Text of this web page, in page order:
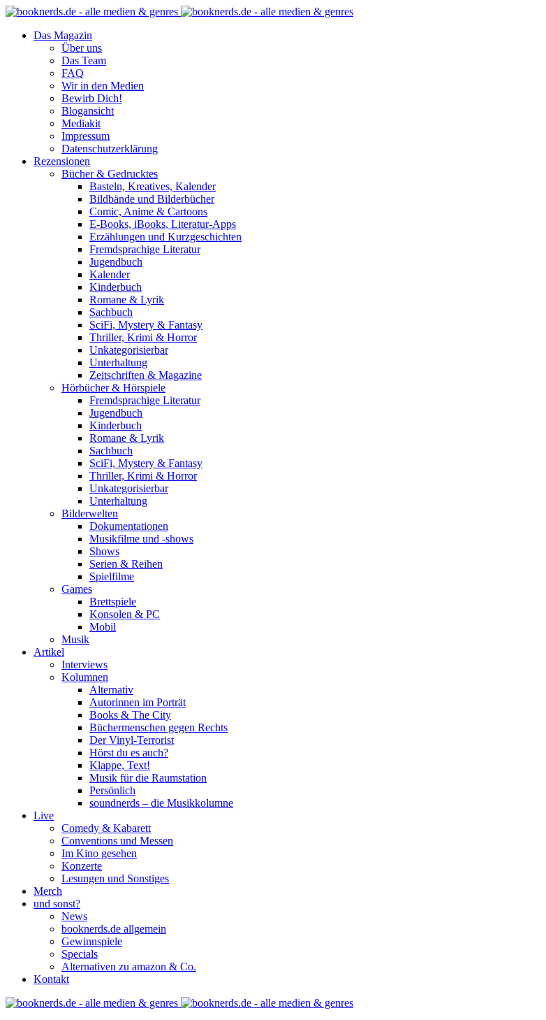
Das Magazin
Über uns
Das Team
FAQ
Wir in den Medien
Bewirb Dich!
Blogansicht
Mediakit
Impressum
Datenschutzerklärung
Rezensionen
Bücher & Gedrucktes
Basteln, Kreatives, Kalender
Bildbände und Bilderbücher
Comic, Anime & Cartoons
E-Books, iBooks, Literatur-Apps
Erzählungen und Kurzgeschichten
Fremdsprachige Literatur
Jugendbuch
Kalender
Kinderbuch
Romane & Lyrik
Sachbuch
SciFi, Mystery & Fantasy
Thriller, Krimi & Horror
Unkategorisierbar
Unterhaltung
Zeitschriften & Magazine
Hörbücher & Hörspiele
Fremdsprachige Literatur
Jugendbuch
Kinderbuch
Romane & Lyrik
Sachbuch
SciFi, Mystery & Fantasy
Thriller, Krimi & Horror
Unkategorisierbar
Unterhaltung
Bilderwelten
Dokumentationen
Musikfilme und -shows
Shows
Serien & Reihen
Spielfilme
Games
Brettspiele
Konsolen & PC
Mobil
Musik
Artikel
Interviews
Kolumnen
Alternativ
Autorinnen im Porträt
Books & The City
Büchermenschen gegen Rechts
Der Vinyl-Terrorist
Hörst du es auch?
Klappe, Text!
Musik für die Raumstation
Persönlich
soundnerds – die Musikkolumne
Live
Comedy & Kabarett
Conventions und Messen
Im Kino gesehen
Konzerte
Lesungen und Sonstiges
Merch
und sonst?
News
booknerds.de allgemein
Gewinnspiele
Specials
Alternativen zu amazon & Co.
Kontakt